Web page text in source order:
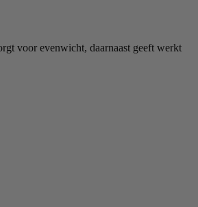
voor evenwicht, daarnaast geeft werkt